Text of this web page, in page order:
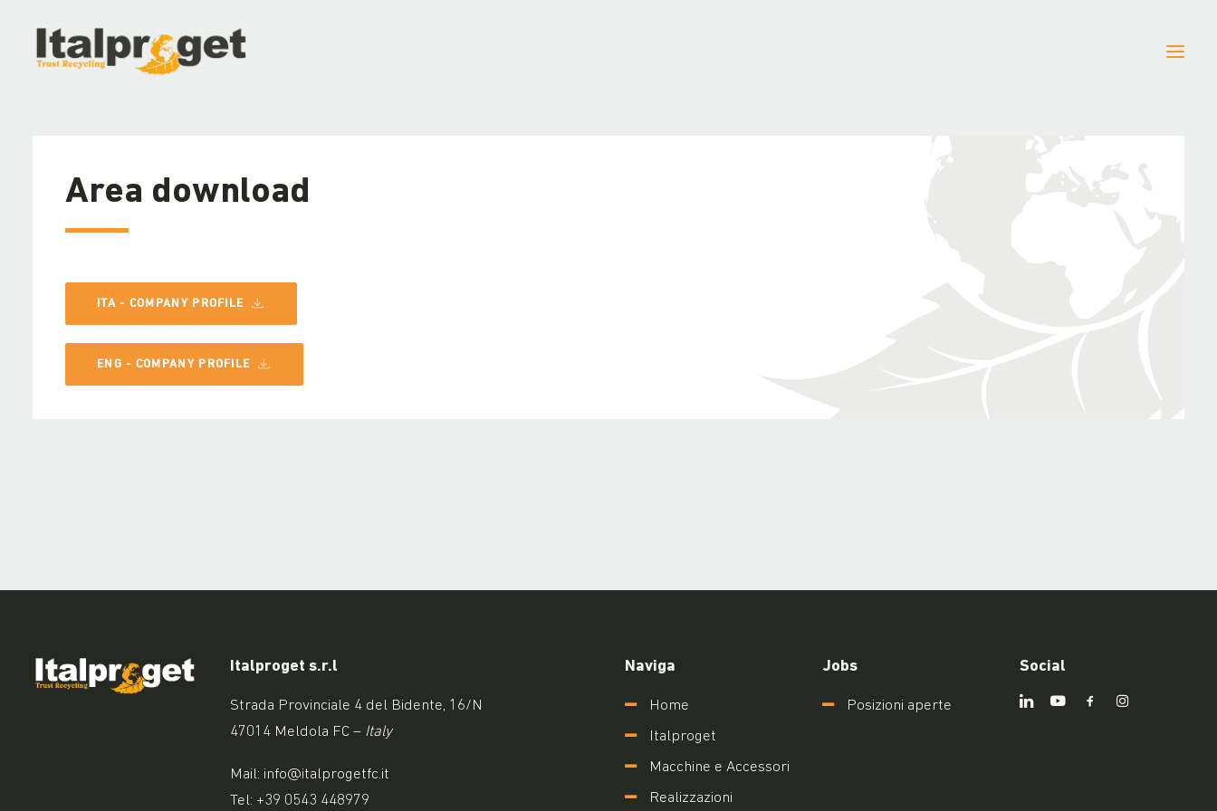
Area download
ITA - COMPANY PROFILE
ENG - COMPANY PROFILE
Italproget s.r.l
Strada Provinciale 4 del Bidente, 16/N
47014 Meldola FC – Italy
Mail: info@italprogetfc.it
Tel: +39 0543 448979
Naviga
Home
Italproget
Macchine e Accessori
Realizzazioni
Jobs
Posizioni aperte
Social